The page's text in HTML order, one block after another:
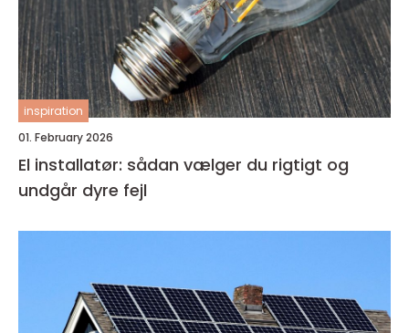
inspiration
01. February 2026
El installatør: sådan vælger du rigtigt og
undgår dyre fejl